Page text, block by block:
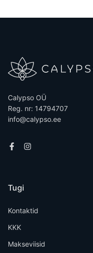
Calypso OÜ
Reg. nr: 14794707
info@calypso.ee
Tugi
Kontaktid
KKK
Makseviisid